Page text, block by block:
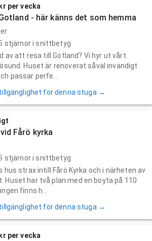
per vecka
- här känns det som hemma
stjärnor i snittbetyg
av att resa till Gotland? Vi hyr ut vårt
Huset är renoverat såväl invändigt
passar perfe...
för denna stuga →
Fårö kyrka
stjärnor i snittbetyg
hus strax intill Fårö Kyrka och i närheten av
Huset har två plan med en boyta på 110
finns h...
för denna stuga →
per vecka